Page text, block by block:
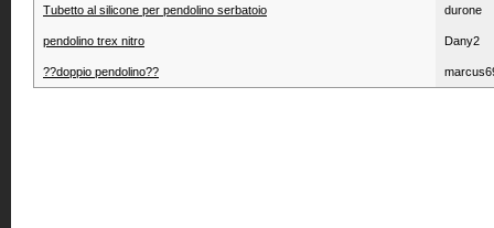
Tubetto al silicone per pendolino serbatoio durone
pendolino trex nitro Dany2
??doppio pendolino??